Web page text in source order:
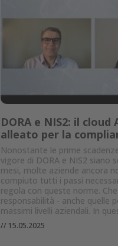
DORA e NIS2: il cloud
alleato per la
Nonostante le prime
vigore di DORA e NIS2 siano
mesi, molte aziende ancora
compiuto tutti i passi
regola con queste norme.
responsabilità - anche quelle
massimi livelli aziendali. In
// 15.05.2025